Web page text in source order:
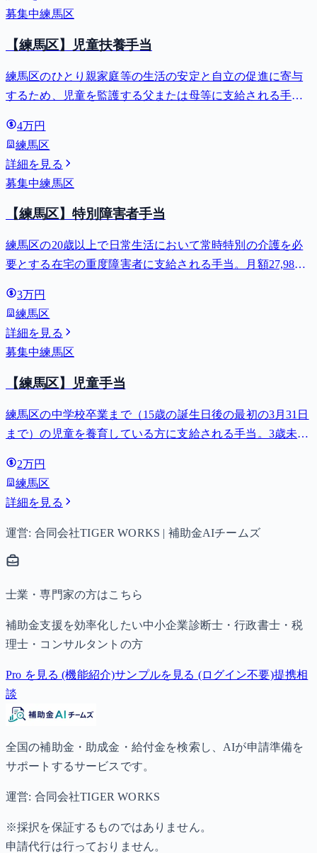
募集中練馬区
【練馬区】児童扶養手当
練馬区のひとり親家庭等の生活の安定と自立の促進に寄与
するため、児童を監護する父または母等に支給される手
4万円
練馬区
詳細を見る
募集中練馬区
【練馬区】特別障害者手当
練馬区の20歳以上で日常生活において常時特別の介護を必
要とする在宅の重度障害者に支給される手当。月額27,980
3万円
練馬区
詳細を見る
募集中練馬区
【練馬区】児童手当
練馬区の中学校卒業まで（15歳の誕生日後の最初の3月31日
まで）の児童を養育している方に支給される手当。3歳未満
子以降は15,000円）、中学生は月額10,000円。
2万円
練馬区
詳細を見る
運営: 合同会社TIGER WORKS | 補助金AIチームズ
士業・専門家の方はこちら
補助金支援を効率化したい中小企業診断士・行政書士・税
理士・コンサルタントの方
Pro を見る (機能紹介)サンプルを見る (ログイン不要)提携相
談
全国の補助金・助成金・給付金を検索し、AIが申請準備を
サポートするサービスです。
運営: 合同会社TIGER WORKS
※採択を保証するものではありません。
申請代行は行っておりません。